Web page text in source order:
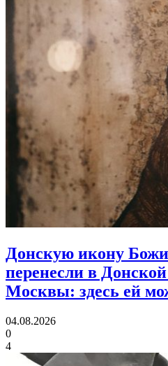
Донскую икону
перенесли в
Москвы: здесь ей
04.08.2026
0
4